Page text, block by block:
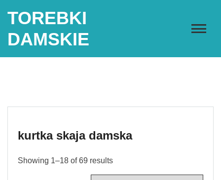
TOREBKI
DAMSKIE
kurtka skaja damska
Showing 1–18 of 69 results